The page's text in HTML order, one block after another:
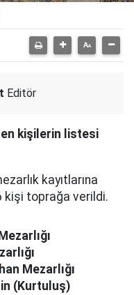
Editör
kişilerin listesi
kayıtlarına
kişi toprağa verildi.
Mezarlığı
(Kurtuluş)